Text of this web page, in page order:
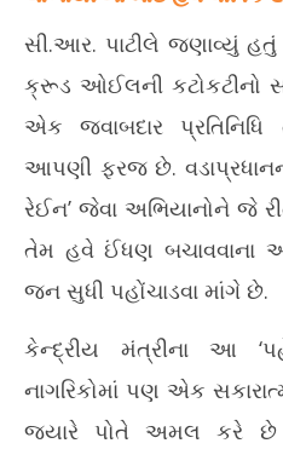
સી.આર. પાટીલે જણાવ્યું
ક્રૂડ ઓઈલની કટોકટીનો
એક જવાબદાર
આપણી ફરજ છે.
રેઈન’ જેવા અભિયાનોને જે
તેમ હવે ઈંધણ
જન સુધી પહોંચાડવા માંગે છે.
કેન્દ્રીય મંત્રીના આ
નાગરિકોમાં પણ એક
જ્યારે પોતે અમલ કરે છે